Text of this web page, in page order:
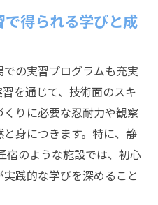
得られる学びと成
の実習プログラムも充実
を通じて、技術面のスキ
りに必要な忍耐力や観察
身につきます。特に、静
宿のような施設では、初心
践的な学びを深めること